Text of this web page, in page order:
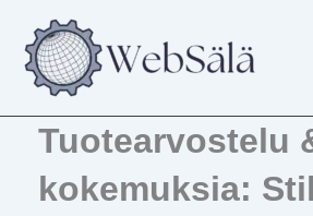
sisältöön
Tuotearvostelu
kokemuksia: